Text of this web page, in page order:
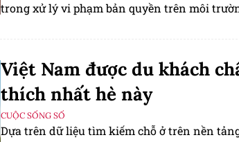
trong xử lý vi phạm bản quyền trên môi
tác giả cho phép.
Việt Nam được du khách
thích nhất hè này
CUỘC SỐNG SỐ
Dựa trên dữ liệu tìm kiếm chỗ ở trên nền